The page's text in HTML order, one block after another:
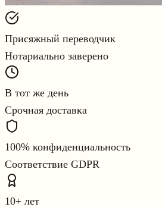
Присяжный переводчик
Нотариально заверено
В тот же день
Срочная доставка
100% конфиденциальность
Соответствие GDPR
10+ лет